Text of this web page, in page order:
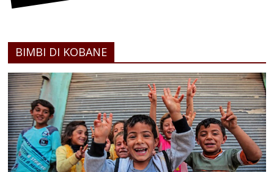
BIMBI DI KOBANE